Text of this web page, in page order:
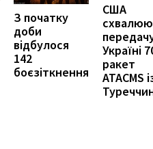
З початку
доби
відбулося
142
боєзіткнення
США
Україні
ракет
ATACMS